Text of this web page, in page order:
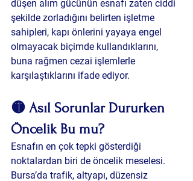
düşen alım gücünün esnafı zaten ciddi
şekilde zorladığını belirten işletme
sahipleri, kapı önlerini yayaya engel
olmayacak biçimde kullandıklarını,
buna rağmen cezai işlemlerle
karşılaştıklarını ifade ediyor.
🟡 Asıl Sorunlar Dururken
Öncelik Bu mu?
Esnafın en çok tepki gösterdiği
noktalardan biri de öncelik meselesi.
Bursa’da trafik, altyapı, düzensiz